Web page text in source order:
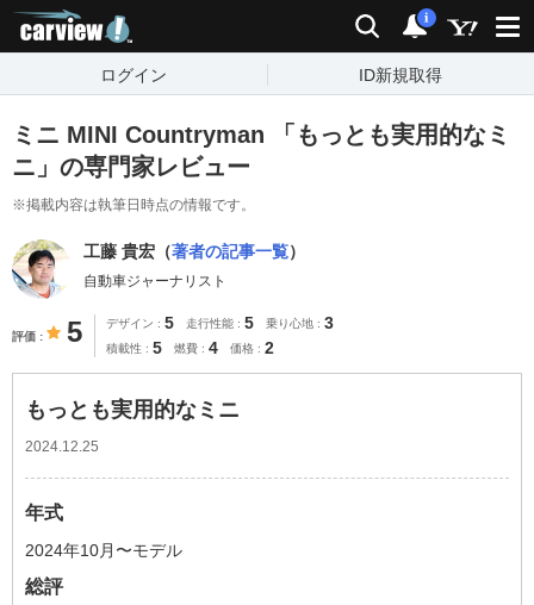
検索 通知
i
ログイン ID新規取得
ミニ MINI Countryman 「もっとも実用的なミ
ニ」の専門家レビュー
※掲載内容は執筆日時点の情報です。
工藤 貴宏（著者の記事一覧）
自動車ジャーナリスト
評価 5 デザイン 5 走行性能 5 乗り心地 3
積載性 5 燃費 4 価格 2
もっとも実用的なミニ
2024.12.25
年式
2024年10月〜モデル
総評